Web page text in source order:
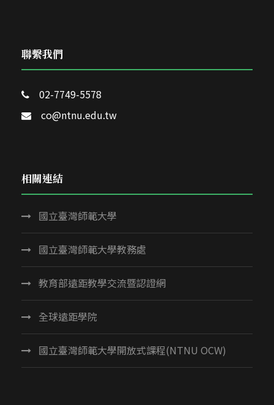
聯繫我們
02-7749-5578
co@ntnu.edu.tw
相關連結
國立臺灣師範大學
國立臺灣師範大學教務處
教育部遠距教學交流暨認證網
全球遠距學院
國立臺灣師範大學開放式課程(NTNU OCW)